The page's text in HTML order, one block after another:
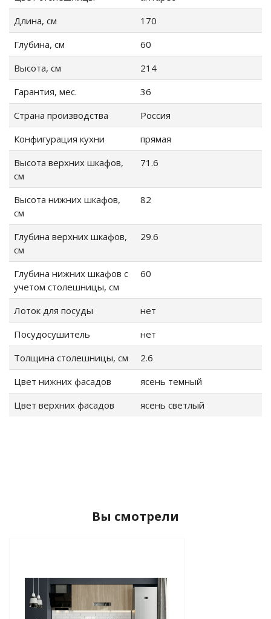
Длина, см
170
Глубина, см
60
Высота, см
214
Гарантия, мес.
36
Страна производства
Россия
Конфигурация кухни
прямая
Высота верхних шкафов,
см
71.6
Высота нижних шкафов,
см
82
Глубина верхних шкафов,
см
29.6
Глубина нижних шкафов с
учетом столешницы, см
60
Лоток для посуды
нет
Посудосушитель
нет
Толщина столешницы, см
2.6
Цвет нижних фасадов
ясень темный
Цвет верхних фасадов
ясень светлый
Вы смотрели